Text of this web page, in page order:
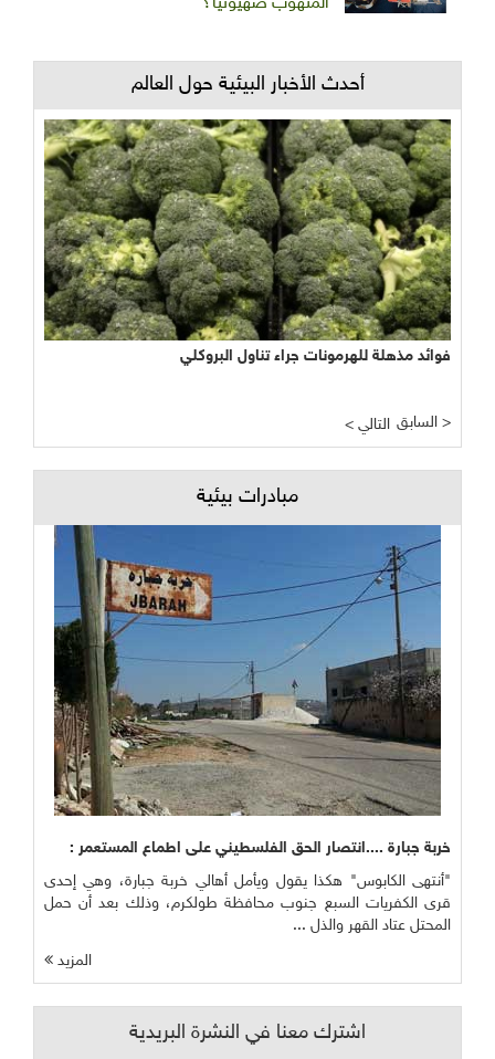
أحدث الأخبار البيئية حول العالم
فوائد مذهلة للهرمونات جراء تناول البروكلي
< التالي السابق >
مبادرات بيئية
خربة جبارة ....انتصار الحق الفلسطيني على اطماع المستعمر :
"أنتهى الكابوس" هكذا يقول ويأمل أهالي خربة جبارة، وهي إحدى
قرى الكفريات السبع جنوب محافظة طولكرم، وذلك بعد أن حمل
المحتل عتاد القهر والذل ...
المزيد
اشترك معنا في النشرة البريدية